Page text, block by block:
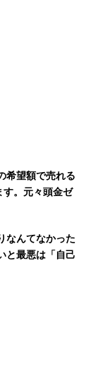
希望額で売れる
す。元々頭金ゼ
なんてなかった
と最悪は「自己